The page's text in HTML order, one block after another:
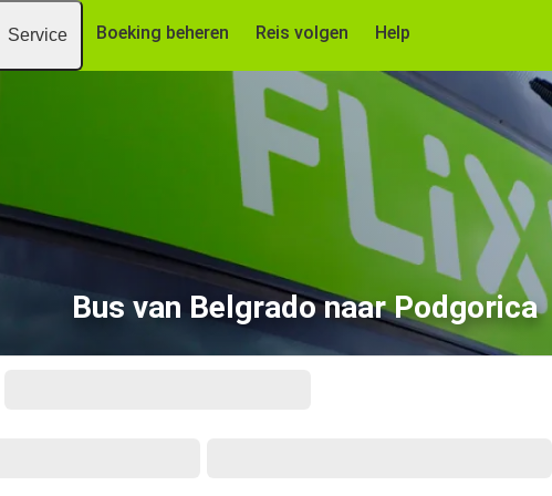
Service Boeking beheren Reis volgen Help
Bus van Belgrado naar Podgorica